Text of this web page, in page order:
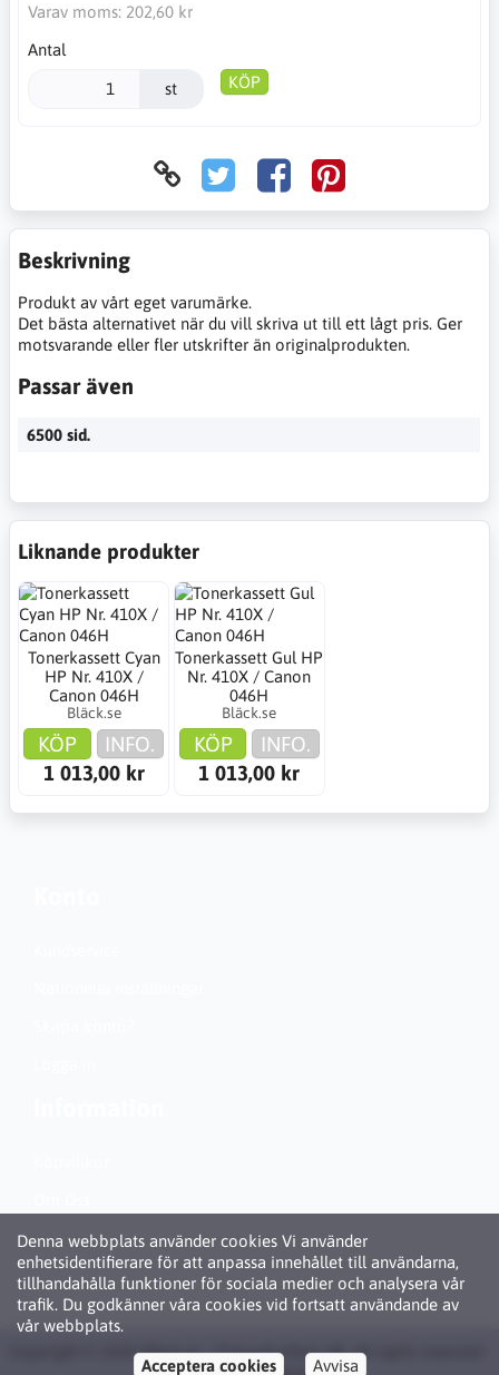
Varav moms: 202,60 kr
Antal
st KÖP
Beskrivning
Produkt av vårt eget varumärke.
Det bästa alternativet när du vill skriva ut till ett lågt pris. Ger
motsvarande eller fler utskrifter än originalprodukten.
Passar även
6500 sid.
Liknande produkter
Tonerkassett Cyan
HP Nr. 410X /
Canon 046H
Bläck.se
KÖP
INFO.
1 013,00 kr
Tonerkassett Gul HP
Nr. 410X / Canon
046H
Bläck.se
KÖP
INFO.
1 013,00 kr
Denna webbplats använder cookies Vi använder
enhetsidentifierare för att anpassa innehållet till användarna,
tillhandahålla funktioner för sociala medier och analysera vår
trafik. Du godkänner våra cookies vid fortsatt användande av
vår webbplats.
Acceptera cookies Avvisa
Personuppgiftspolicy (GDPR)
Om Cookies
Copyright © 2026 Bläck.se / Patronbutiken AB. All rights reserved ·